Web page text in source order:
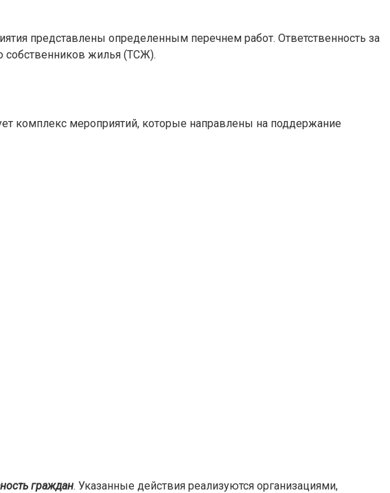
представлены определенным перечнем работ. Ответственность за
собственников жилья (ТСЖ).
комплекс мероприятий, которые направлены на поддержание
граждан. Указанные действия реализуются организациями,